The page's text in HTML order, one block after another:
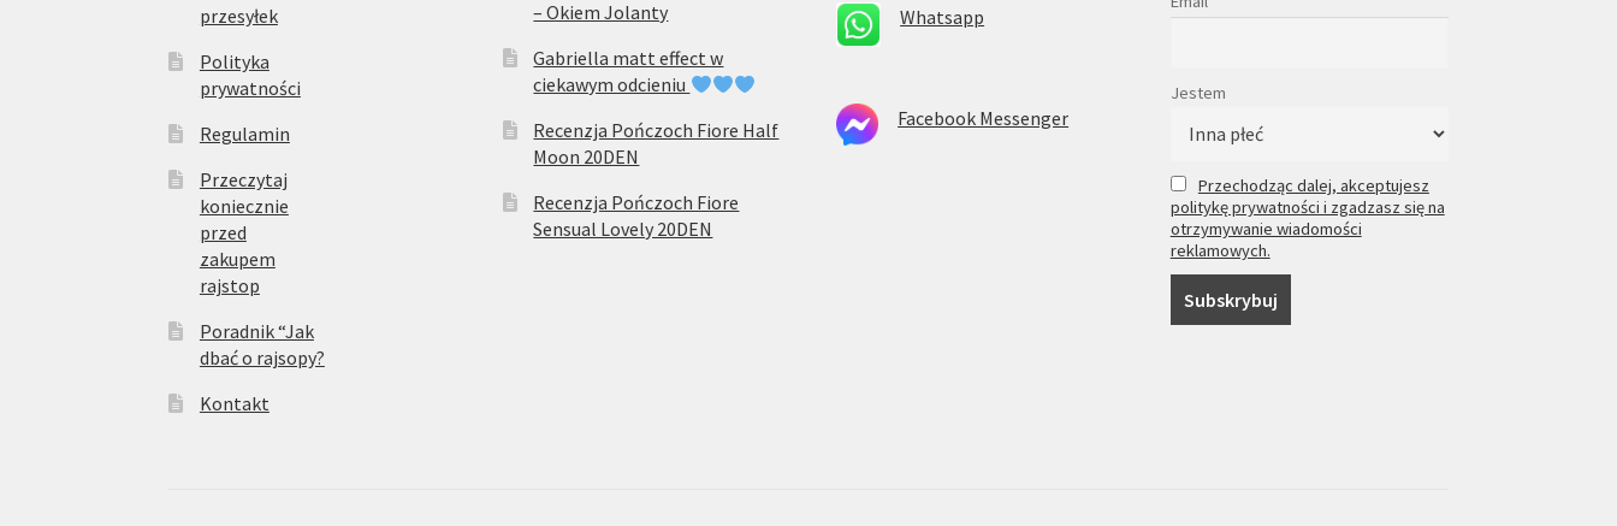
przesyłek
Polityka
prywatności
Regulamin
Przeczytaj
koniecznie
przed
zakupem
rajstop
Poradnik “Jak
dbać o rajsopy?
Kontakt
– Okiem Jolanty
Gabriella matt effect w
ciekawym odcieniu
Recenzja Pończoch Fiore Half
Moon 20DEN
Recenzja Pończoch Fiore
Sensual Lovely 20DEN
Whatsapp
Facebook Messenger
Jestem
Przechodząc dalej, akceptujesz
politykę prywatności i zgadzasz się na
otrzymywanie wiadomości
reklamowych.